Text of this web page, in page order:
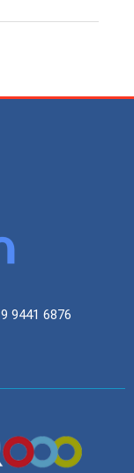
9441 6876